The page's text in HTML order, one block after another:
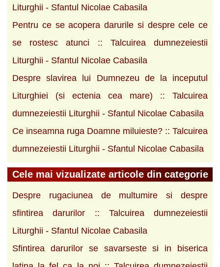
Liturghii - Sfantul Nicolae Cabasila
Pentru ce se acopera darurile si despre cele ce
se rostesc atunci :: Talcuirea dumnezeiestii
Liturghii - Sfantul Nicolae Cabasila
Despre slavirea lui Dumnezeu de la inceputul
Liturghiei (si ectenia cea mare) :: Talcuirea
dumnezeiestii Liturghii - Sfantul Nicolae Cabasila
Ce inseamna ruga Doamne miluieste? :: Talcuirea
dumnezeiestii Liturghii - Sfantul Nicolae Cabasila
Cele mai vizualizate articole din categorie
Despre rugaciunea de multumire si despre
sfintirea darurilor :: Talcuirea dumnezeiestii
Liturghii - Sfantul Nicolae Cabasila
Sfintirea darurilor se savarseste si in biserica